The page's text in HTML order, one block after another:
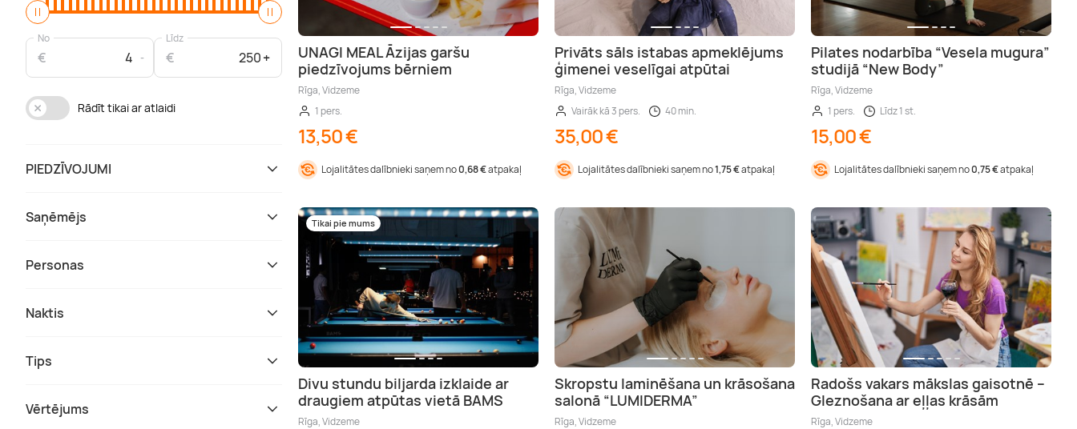
No
€
Līdz
€
Rādīt tikai ar atlaidi
PIEDZĪVOJUMI
Saņēmējs
Personas
Naktis
Tips
Vērtējums
UNAGI MEAL Āzijas garšu
piedzīvojums bērniem
Rīga, Vidzeme
1 pers.
13,50 €
Lojalitātes dalībnieki saņem no0,68 €atpakaļ
Privāts sāls istabas apmeklējums
ģimenei veselīgai atpūtai
Rīga, Vidzeme
Vairāk kā 3 pers.
40 min.
35,00 €
Lojalitātes dalībnieki saņem no1,75 €atpakaļ
Pilates nodarbība “Vesela mugura”
studijā “New Body”
Rīga, Vidzeme
1 pers.
Līdz 1 st.
15,00 €
Lojalitātes dalībnieki saņem no0,75 €atpakaļ
Tikai pie mums
Divu stundu biljarda izklaide ar
draugiem atpūtas vietā BAMS
Rīga, Vidzeme
Skropstu laminēšana un krāsošana
salonā “LUMIDERMA”
Rīga, Vidzeme
Radošs vakars mākslas gaisotnē –
Gleznošana ar eļļas krāsām
Rīga, Vidzeme